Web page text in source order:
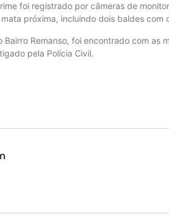
foi registrado por câmeras de
próxima, incluindo dois baldes com
Remanso, foi encontrado com as
pela Polícia Civil.